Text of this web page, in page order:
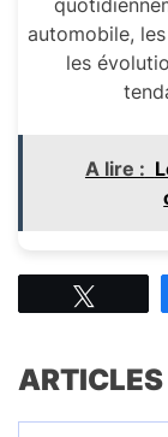
automobile,
les
A lire :